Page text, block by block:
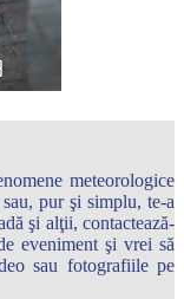
meteorologice
pur şi simplu, te-a
şi alţii, contactează-
eveniment şi vrei să
sau fotografiile pe